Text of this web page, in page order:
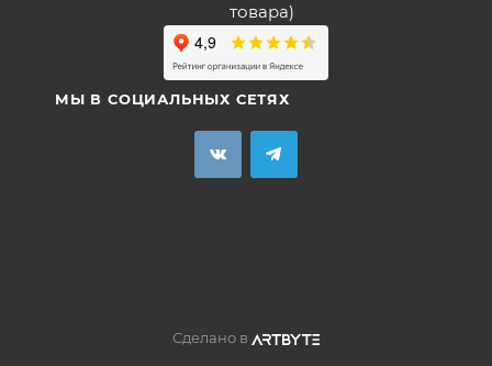
товара)
МЫ В СОЦИАЛЬНЫХ СЕТЯХ
Сделано в